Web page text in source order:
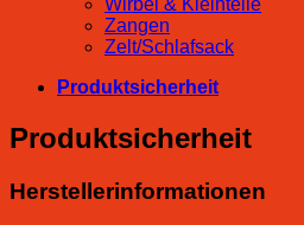
Zangen
Zelt/Schlafsack
Produktsicherheit
Produktsicherheit
Herstellerinformationen